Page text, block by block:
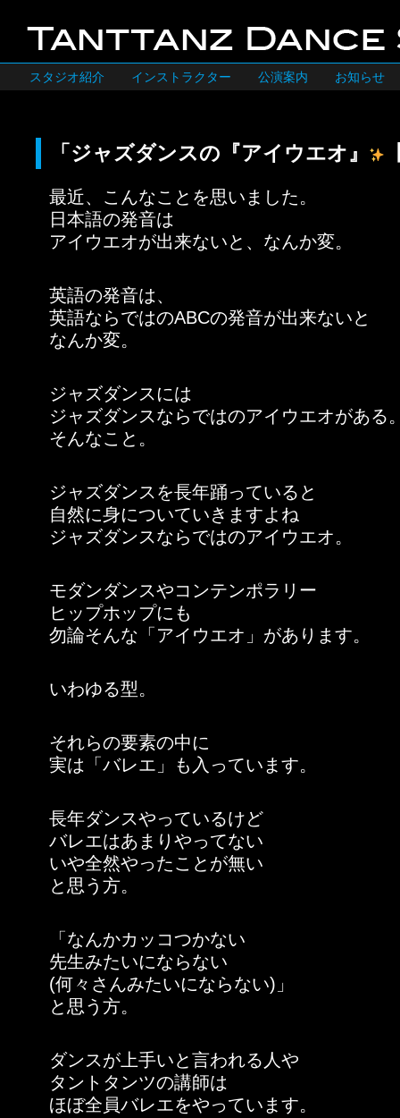
スタジオ紹介 インストラクター 公演案内 お知らせ
「ジャズダンスの『アイウエオ』
最近、こんなことを思いました。
日本語の発音は
アイウエオが出来ないと、なんか変。
英語の発音は、
英語ならではのABCの発音が出来ないと
なんか変。
ジャズダンスには
ジャズダンスならではのアイウエオがある
そんなこと。
ジャズダンスを長年踊っていると
自然に身についていきますよね
ジャズダンスならではのアイウエオ。
モダンダンスやコンテンポラリー
ヒップホップにも
勿論そんな「アイウエオ」があります。
いわゆる型。
それらの要素の中に
実は「バレエ」も入っています。
長年ダンスやっているけど
バレエはあまりやってない
いや全然やったことが無い
と思う方。
「なんかカッコつかない
先生みたいにならない
(何々さんみたいにならない)」
と思う方。
ダンスが上手いと言われる人や
タントタンツの講師は
ほぼ全員バレエをやっています。